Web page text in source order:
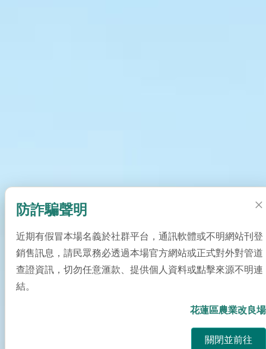
×
防詐騙聲明
近期有假冒本場名義於社群平台，通訊軟體或不明網站刊登
銷售訊息，請民眾務必透過本場官方網站或正式對外對管道
查證資訊，切勿任意滙款、提供個人資料或點擊來源不明連
結。
花蓮區農業改良場
關閉並前往